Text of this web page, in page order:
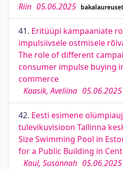
Riin 05.06.2025
41. Eritüüpi kampaaniate
impulsiivsele ostmisele
The role of different
consumer impulse buying
commerce
Kaasik, Aveliina 05.06.2025
42. Eesti esimene
tulevikuvisioon Tallinna
Size Swimming Pool in
for a Public Building in
Kaul, Susannah 05.06.2025